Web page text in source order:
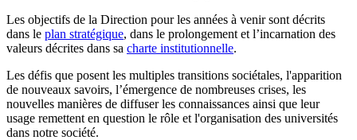
Les objectifs de la Direction pour les années à venir sont décrits
dans le plan stratégique, dans le prolongement et l’incarnation des
valeurs décrites dans sa charte institutionnelle.
Les défis que posent les multiples transitions sociétales, l'apparition
de nouveaux savoirs, l’émergence de nombreuses crises, les
nouvelles manières de diffuser les connaissances ainsi que leur
usage remettent en question le rôle et l'organisation des universités
dans notre société.